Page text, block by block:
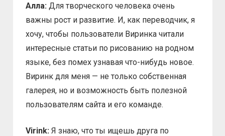
Алла: Для творческого человека очень
важны рост и развитие. И, как переводчик, я
хочу, чтобы пользователи Виринка читали
интересные статьи по рисованию на родном
языке, без помех узнавая что-нибудь новое.
Виринк для меня — не только собственная
галерея, но и возможность быть полезной
пользователям сайта и его команде.
Virink: Я знаю, что ты ищешь друга по